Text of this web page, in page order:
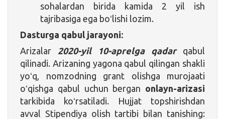
sohalardan birida kamida 2 yil ish
tajribasiga ega boʻlishi lozim.
Dasturga qabul jarayoni:
Arizalar 2020-yil 10-aprelga qadarqabul
qilinadi. Arizaning yagona qabul qilingan shakli
yoʻq, nomzodning grant olishga murojaati
oʻqishga qabul uchun bergan onlayn-arizasi
tarkibida koʻrsatiladi. Hujjat topshirishdan
avval Stipendiya olish tartibi bilan tanishing: